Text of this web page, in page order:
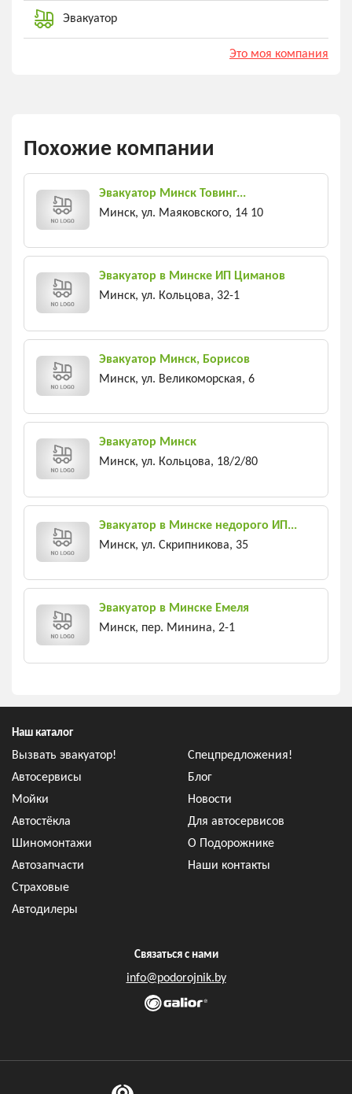
Эвакуатор
Это моя компания
Похожие компании
Эвакуатор Минск Товинг...
Минск, ул. Маяковского, 14 10
Эвакуатор в Минске ИП Циманов
Минск, ул. Кольцова, 32-1
Эвакуатор Минск, Борисов
Минск, ул. Великоморская, 6
Эвакуатор Минск
Минск, ул. Кольцова, 18/2/80
Эвакуатор в Минске недорого ИП...
Минск, ул. Скрипникова, 35
Эвакуатор в Минске Емеля
Минск, пер. Минина, 2-1
Наш каталог
Вызвать эвакуатор!
Автосервисы
Мойки
Автостёкла
Шиномонтажи
Автозапчасти
Страховые
Автодилеры
Спецпредложения!
Блог
Новости
Для автосервисов
О Подорожнике
Наши контакты
Связаться с нами
info@podorojnik.by